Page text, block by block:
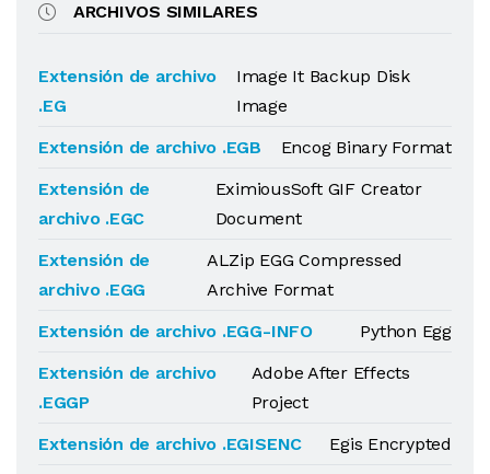
ARCHIVOS SIMILARES
Extensión de archivo
.EG
Image It Backup Disk
Image
Extensión de archivo .EGB
Encog Binary Format
Extensión de
archivo .EGC
EximiousSoft GIF Creator
Document
Extensión de
archivo .EGG
ALZip EGG Compressed
Archive Format
Extensión de archivo .EGG-INFO
Python Egg
Extensión de archivo
.EGGP
Adobe After Effects
Project
Extensión de archivo .EGISENC
Egis Encrypted